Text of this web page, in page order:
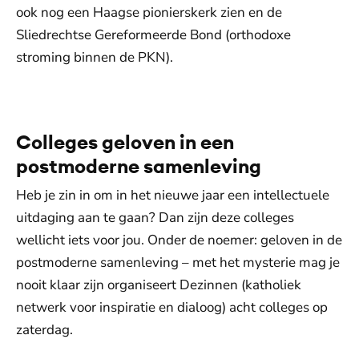
ook nog een Haagse pionierskerk zien en de
Sliedrechtse Gereformeerde Bond (orthodoxe
stroming binnen de PKN).
De weergave van deze video vereist jouw
Colleges geloven in een
postmoderne samenleving
Heb je zin in om in het nieuwe jaar een intellectuele
uitdaging aan te gaan? Dan zijn deze colleges
wellicht iets voor jou. Onder de noemer: geloven in de
postmoderne samenleving – met het mysterie mag je
nooit klaar zijn organiseert Dezinnen (katholiek
netwerk voor inspiratie en dialoog) acht colleges op
zaterdag.